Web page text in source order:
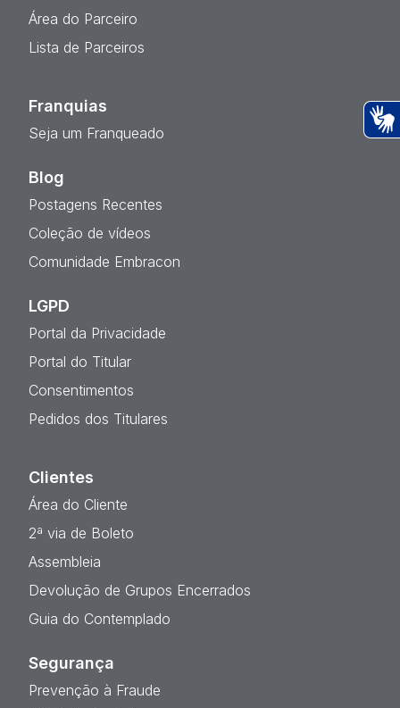
Área do Parceiro
Lista de Parceiros
Franquias
Seja um Franqueado
Blog
Postagens Recentes
Coleção de vídeos
Comunidade Embracon
LGPD
Portal da Privacidade
Portal do Titular
Consentimentos
Pedidos dos Titulares
Clientes
Área do Cliente
2ª via de Boleto
Assembleia
Devolução de Grupos Encerrados
Guia do Contemplado
Segurança
Prevenção à Fraude